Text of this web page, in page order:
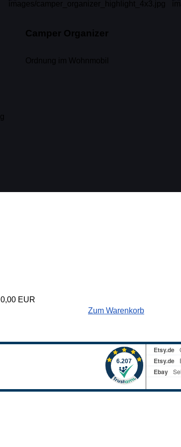
Camper Organizer
Ordnung im Wohnmobil
0,00 EUR
Zum Warenkorb